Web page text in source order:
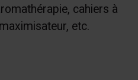
cahiers à
etc.